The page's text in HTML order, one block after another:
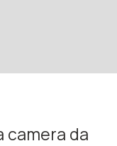
camera da